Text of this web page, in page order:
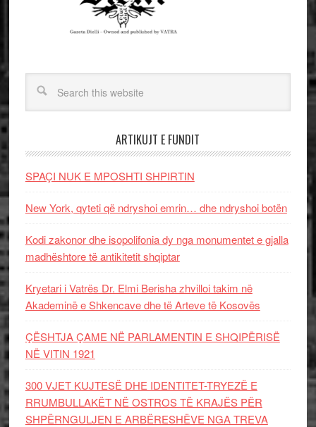
ARTIKUJT E FUNDIT
SPAÇI NUK E MPOSHTI SHPIRTIN
New York, qyteti që ndryshoi emrin… dhe ndryshoi botën
Kodi zakonor dhe isopolifonia dy nga monumentet e gjalla
madhështore të antikitetit shqiptar
Kryetari i Vatrës Dr. Elmi Berisha zhvilloi takim në
Akademinë e Shkencave dhe të Arteve të Kosovës
ÇËSHTJA ÇAME NË PARLAMENTIN E SHQIPËRISË
NË VITIN 1921
300 VJET KUJTESË DHE IDENTITET-TRYEZË E
RRUMBULLAKËT NË OSTROS TË KRAJËS PËR
SHPËRNGULJEN E ARBËRESHËVE NGA TREVA